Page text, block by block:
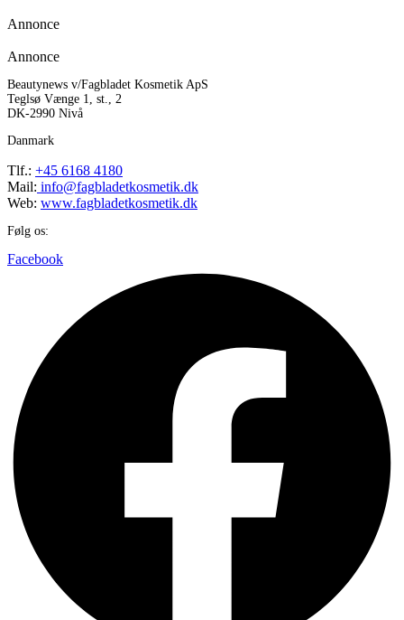
Annonce
Annonce
Beautynews v/Fagbladet Kosmetik ApS
Teglsø Vænge 1, st., 2
DK-2990 Nivå
Danmark
Tlf.: +45 6168 4180
Mail: info@fagbladetkosmetik.dk
Web: www.fagbladetkosmetik.dk
Følg os:
Facebook